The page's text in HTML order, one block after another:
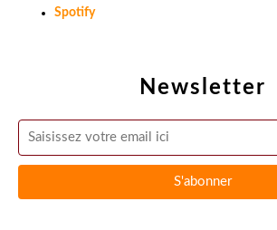
Newsletter
Spotify